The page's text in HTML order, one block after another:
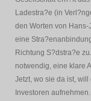
Ladestra?e (in
den Worten von
eine
Richtung S?dstra?e
notwendig, eine klare
Jetzt, wo sie da ist,
Investoren